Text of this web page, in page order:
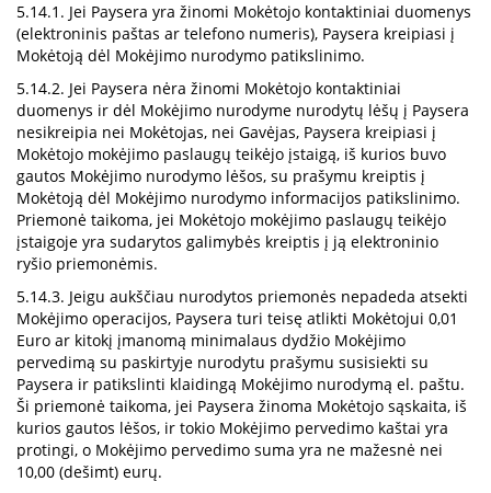
5.14.1. Jei Paysera yra žinomi Mokėtojo kontaktiniai duomenys
(elektroninis paštas ar telefono numeris), Paysera kreipiasi į
Mokėtoją dėl Mokėjimo nurodymo patikslinimo.
5.14.2. Jei Paysera nėra žinomi Mokėtojo kontaktiniai
duomenys ir dėl Mokėjimo nurodyme nurodytų lėšų į Paysera
nesikreipia nei Mokėtojas, nei Gavėjas, Paysera kreipiasi į
Mokėtojo mokėjimo paslaugų teikėjo įstaigą, iš kurios buvo
gautos Mokėjimo nurodymo lėšos, su prašymu kreiptis į
Mokėtoją dėl Mokėjimo nurodymo informacijos patikslinimo.
Priemonė taikoma, jei Mokėtojo mokėjimo paslaugų teikėjo
įstaigoje yra sudarytos galimybės kreiptis į ją elektroninio
ryšio priemonėmis.
5.14.3. Jeigu aukščiau nurodytos priemonės nepadeda atsekti
Mokėjimo operacijos, Paysera turi teisę atlikti Mokėtojui 0,01
Euro ar kitokį įmanomą minimalaus dydžio Mokėjimo
pervedimą su paskirtyje nurodytu prašymu susisiekti su
Paysera ir patikslinti klaidingą Mokėjimo nurodymą el. paštu.
Ši priemonė taikoma, jei Paysera žinoma Mokėtojo sąskaita, iš
kurios gautos lėšos, ir tokio Mokėjimo pervedimo kaštai yra
protingi, o Mokėjimo pervedimo suma yra ne mažesnė nei
10,00 (dešimt) eurų.